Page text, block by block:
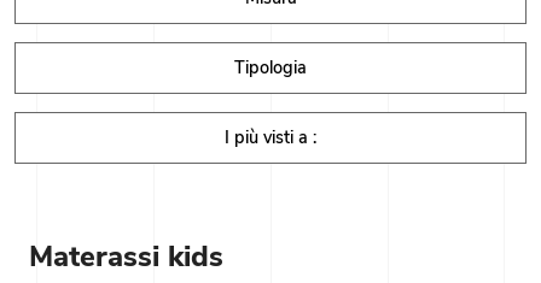
Tipologia
I più visti a :
Materassi kids